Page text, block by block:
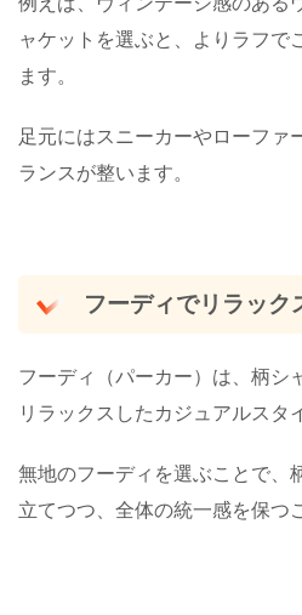
ャケットを選ぶと、よりラフで
ます。
足元にはスニーカーやローファ
ランスが整います。
フーディでリラック
フーディ（パーカー）は、柄シ
リラックスしたカジュアルスタ
無地のフーディを選ぶことで、
立てつつ、全体の統一感を保つ